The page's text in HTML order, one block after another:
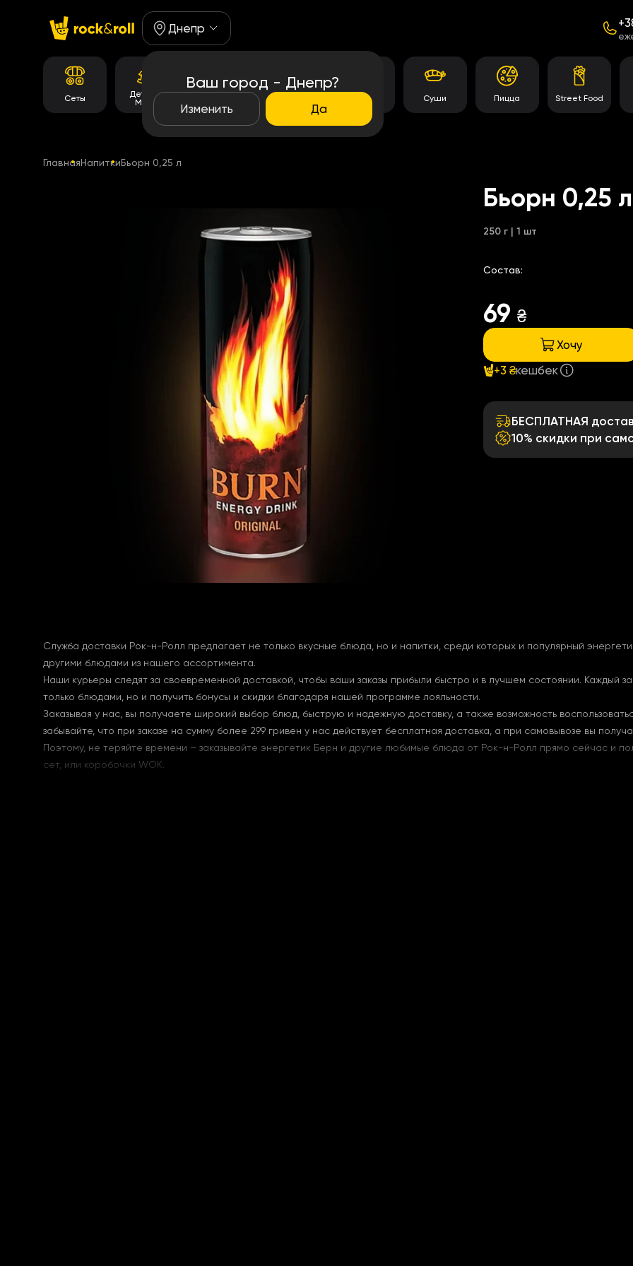
Днепр
Ваш город - Днепр?
Изменить Да
Сеты
Детское
Меню
Корейське
Темпура
роллы
Суши Пицца Street Food
ГлавнаяНапиткиБьорн 0,25 л
Бьорн 0,25 л
250 г | 1 шт
Состав:
69 ₴
Хочу
+3 ₴кешбек
БЕСПЛАТНАЯ
10% скидки при
Служба доставки Рок-н-Ролл предлагает не только вкусные блюда, но и напитки, среди которых и популярный
другими блюдами из нашего ассортимента.
Наши курьеры следят за своевременной доставкой, чтобы ваши заказы прибыли быстро и в лучшем состоянии. Каждый
только блюдами, но и получить бонусы и скидки благодаря нашей программе лояльности.
Заказывая у нас, вы получаете широкий выбор блюд, быструю и надежную доставку, а также возможность
забывайте, что при заказе на сумму более 299 гривен у нас действует бесплатная доставка, а при самовывозе вы
Поэтому, не теряйте времени – заказывайте энергетик Берн и другие любимые блюда от Рок-н-Ролл прямо сейчас и
сет, или коробочки WOK.